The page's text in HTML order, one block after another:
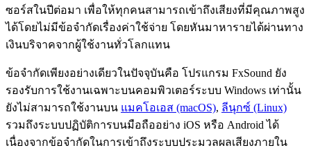
ซอร์สในปีต่อมา เพื่อให้ทุกคนสามารถเข้าถึงเสียงที่มีคุณภาพสูง
ได้โดยไม่มีข้อจำกัดเรื่องค่าใช้จ่าย โดยหันมาหารายได้ผ่านทาง
เงินบริจาคจากผู้ใช้งานทั่วโลกแทน
ข้อจำกัดเพียงอย่างเดียวในปัจจุบันคือ โปรแกรม FxSound ยัง
รองรับการใช้งานเฉพาะบนคอมพิวเตอร์ระบบ Windows เท่านั้น
ยังไม่สามารถใช้งานบน แมคโอเอส (macOS), ลีนุกซ์ (Linux)
รวมถึงระบบปฏิบัติการบนมือถืออย่าง iOS หรือ Android ได้
เนื่องจากข้อจำกัดในการเข้าถึงระบบประมวลผลเสียงภายใน